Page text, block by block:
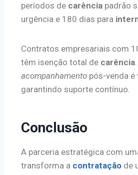
períodos de carência padrão
urgência e 180 dias para
Contratos empresariais com
têm isenção total de carência
acompanhamento pós-venda é
garantindo suporte contínuo.
Conclusão
A parceria estratégica com
transforma a contratação de